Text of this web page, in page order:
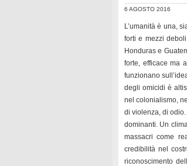
6 AGOSTO 2016
L’umanità è una,
forti e mezzi
Honduras e
forte, efficace ma
funzionano
degli omicidi è
nel colonialismo,
di violenza, di
dominanti. Un
massacri come
credibilità nel
riconoscimento